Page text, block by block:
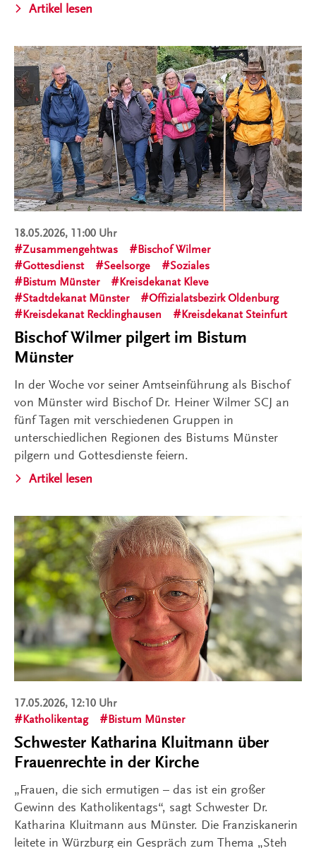
Artikel lesen
18.05.2026, 11:00 Uhr
Zusammengehtwas
Bischof Wilmer
Gottesdienst
Seelsorge
Soziales
Bistum Münster
Kreisdekanat Kleve
Stadtdekanat Münster
Offizialatsbezirk Oldenburg
Kreisdekanat Recklinghausen
Kreisdekanat Steinfurt
Bischof Wilmer pilgert im Bistum
Münster
In der Woche vor seiner Amtseinführung als Bischof
von Münster wird Bischof Dr. Heiner Wilmer SCJ an
fünf Tagen mit verschiedenen Gruppen in
unterschiedlichen Regionen des Bistums Münster
pilgern und Gottesdienste feiern.
Artikel lesen
17.05.2026, 12:10 Uhr
Katholikentag
Bistum Münster
Schwester Katharina Kluitmann über
Frauenrechte in der Kirche
„Frauen, die sich ermutigen – das ist ein großer
Gewinn des Katholikentags“, sagt Schwester Dr.
Katharina Kluitmann aus Münster. Die Franziskanerin
leitete in Würzburg ein Gespräch zum Thema „Steh